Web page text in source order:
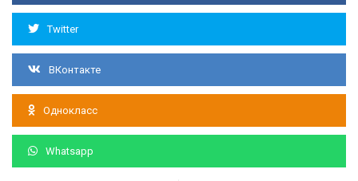
Twitter
ВКонтакте
Однокласс
Whatsapp